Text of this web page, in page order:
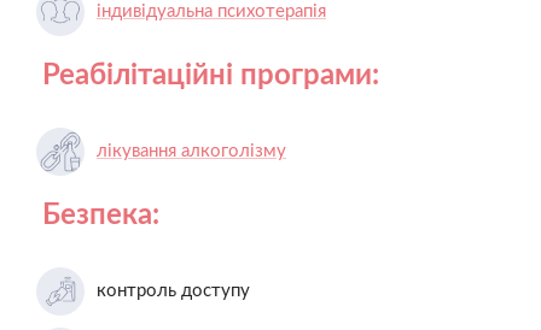
індивідуальна психотерапія
Реабілітаційні програми:
лікування алкоголізму
Безпека:
контроль доступу